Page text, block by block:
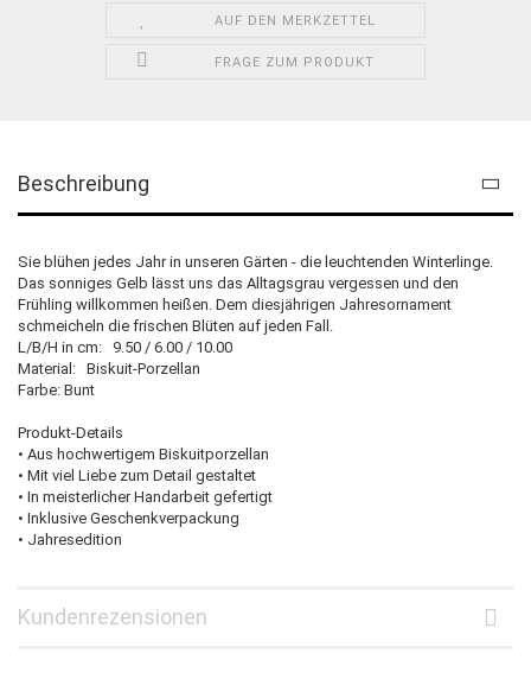
AUF DEN MERKZETTEL
FRAGE ZUM PRODUKT
Beschreibung
Sie blühen jedes Jahr in unseren Gärten - die leuchtenden Winterlinge.
Das sonniges Gelb lässt uns das Alltagsgrau vergessen und den
Frühling willkommen heißen. Dem diesjährigen Jahresornament
schmeicheln die frischen Blüten auf jeden Fall.
L/B/H in cm: 9.50 / 6.00 / 10.00
Material: Biskuit-Porzellan
Farbe: Bunt
Produkt-Details
• Aus hochwertigem Biskuitporzellan
• Mit viel Liebe zum Detail gestaltet
• In meisterlicher Handarbeit gefertigt
• Inklusive Geschenkverpackung
• Jahresedition
Kundenrezensionen